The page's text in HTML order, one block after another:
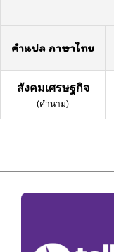
คำแปล ภาษาไทย
สังคมเศรษฐกิจ
(คำนาม)